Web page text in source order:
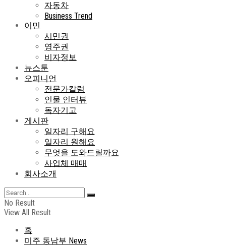
자동차
Business Trend
이민
시민권
영주권
비자정보
뉴스툰
오피니언
전문가칼럼
인물 인터뷰
독자기고
게시판
일자리 구해요
일자리 원해요
무엇을 도와드릴까요
사업체 매매
회사소개
No Result
View All Result
홈
미주 동남부 News